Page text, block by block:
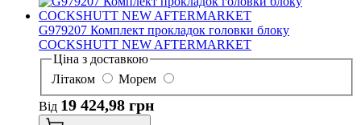
G979207 Комплект прокладок головки блоку
COCKSHUTT NEW AFTERMARKET
Ціна з доставкою
Літаком
Морем
Від 19 424,98 грн